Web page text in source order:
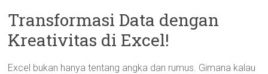
Transformasi Data dengan
Kreativitas di Excel!
Excel bukan hanya tentang angka dan rumus. Gimana kalau